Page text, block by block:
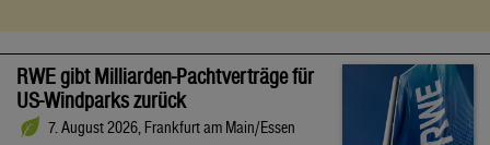
RWE gibt Milliarden-Pachtverträge für
US-Windparks zurück
7. August 2026, Frankfurt am Main/Essen